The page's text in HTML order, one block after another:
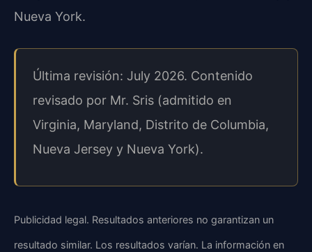
Nueva York.
Última revisión: July 2026. Contenido
revisado por Mr. Sris (admitido en
Virginia, Maryland, Distrito de Columbia,
Nueva Jersey y Nueva York).
Publicidad legal. Resultados anteriores no garantizan un
resultado similar. Los resultados varían. La información en